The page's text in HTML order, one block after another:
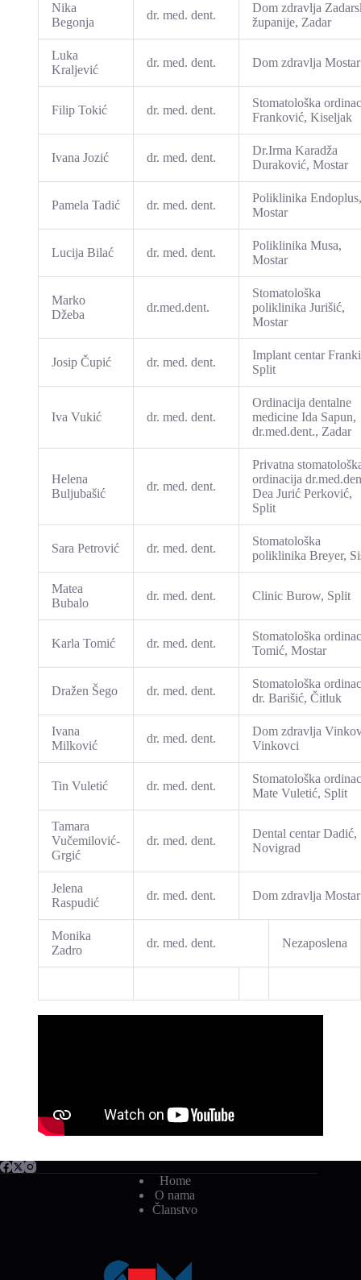
Nika
Begonja
dr. med. dent.
Dom zdravlja
županije, Zadar
Luka
Kraljević
dr. med. dent. Dom zdravlja Mostar
Filip Tokić dr. med. dent.
Stomatološka
Franković, Kiseljak
Ivana Jozić dr. med. dent.
Dr.Irma Karadža
Duraković, Mostar
Pamela Tadić dr. med. dent.
Poliklinika Endoplus,
Mostar
Lucija Bilać dr. med. dent.
Poliklinika Musa,
Mostar
Marko
Džeba
dr.med.dent.
Stomatološka
poliklinika Jurišić,
Mostar
Josip Čupić dr. med. dent.
Implant centar
Split
Iva Vukić dr. med. dent.
Ordinacija dentalne
medicine Ida Sapun,
dr.med.dent., Zadar
Helena
Buljubašić
dr. med. dent.
Privatna
ordinacija
Dea Jurić Perković,
Split
Sara Petrović dr. med. dent.
Stomatološka
poliklinika Breyer,
Matea
Bubalo
dr. med. dent. Clinic Burow, Split
Karla Tomić dr. med. dent.
Stomatološka
Tomić, Mostar
Dražen Šego dr. med. dent.
Stomatološka
dr. Barišić, Čitluk
Ivana
Milković
dr. med. dent.
Dom zdravlja
Vinkovci
Tin Vuletić dr. med. dent.
Stomatološka
Mate Vuletić, Split
Tamara
Vučemilović-
Grgić
dr. med. dent.
Dental centar Dadić,
Novigrad
Jelena
Raspudić
dr. med. dent. Dom zdravlja Mostar
Monika
Zadro
dr. med. dent. Nezaposlena
Home
O nama
Članstvo